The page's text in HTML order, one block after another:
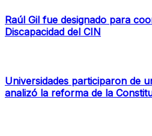
Raúl Gil fue designado para
Discapacidad del CIN
Universidades participaron de
analizó la reforma de la